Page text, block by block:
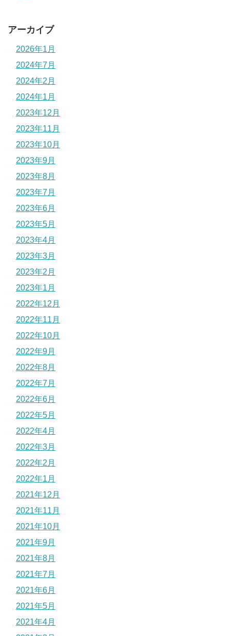
アーカイブ
2026年1月
2024年7月
2024年2月
2024年1月
2023年12月
2023年11月
2023年10月
2023年9月
2023年8月
2023年7月
2023年6月
2023年5月
2023年4月
2023年3月
2023年2月
2023年1月
2022年12月
2022年11月
2022年10月
2022年9月
2022年8月
2022年7月
2022年6月
2022年5月
2022年4月
2022年3月
2022年2月
2022年1月
2021年12月
2021年11月
2021年10月
2021年9月
2021年8月
2021年7月
2021年6月
2021年5月
2021年4月